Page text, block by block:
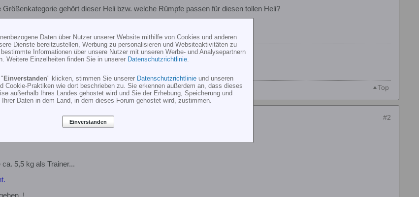
Größenkategorie gehört dieser Heli bzw. welche Rümpfe passen für diesen tollen Heli?
Top
#2
5,5 kg als Trainer...
Daten über Nutzer unserer Website mithilfe von Cookies und anderen
Dienste bereitzustellen, Werbung zu personalisieren und Websiteaktivitäten zu
Informationen über unsere Nutzer mit unseren Werbe- und Analysepartnern
Weitere Einzelheiten finden Sie in unserer Datenschutzrichtlinie
Einverstanden" klicken, stimmen Sie unserer Datenschutzrichtlinie und unseren
Cookie-Praktiken wie dort beschrieben zu. Sie erkennen außerdem an, dass dieses
außerhalb Ihres Landes gehostet wird und Sie der Erhebung, Speicherung und
Ihrer Daten in dem Land, in dem dieses Forum gehostet wird, zustimmen.
Einverstanden